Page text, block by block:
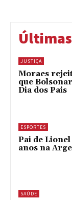
JUSTIÇA
Moraes
que
Dia dos Pais
ESPORTES
Pai de
anos na
SAÚDE